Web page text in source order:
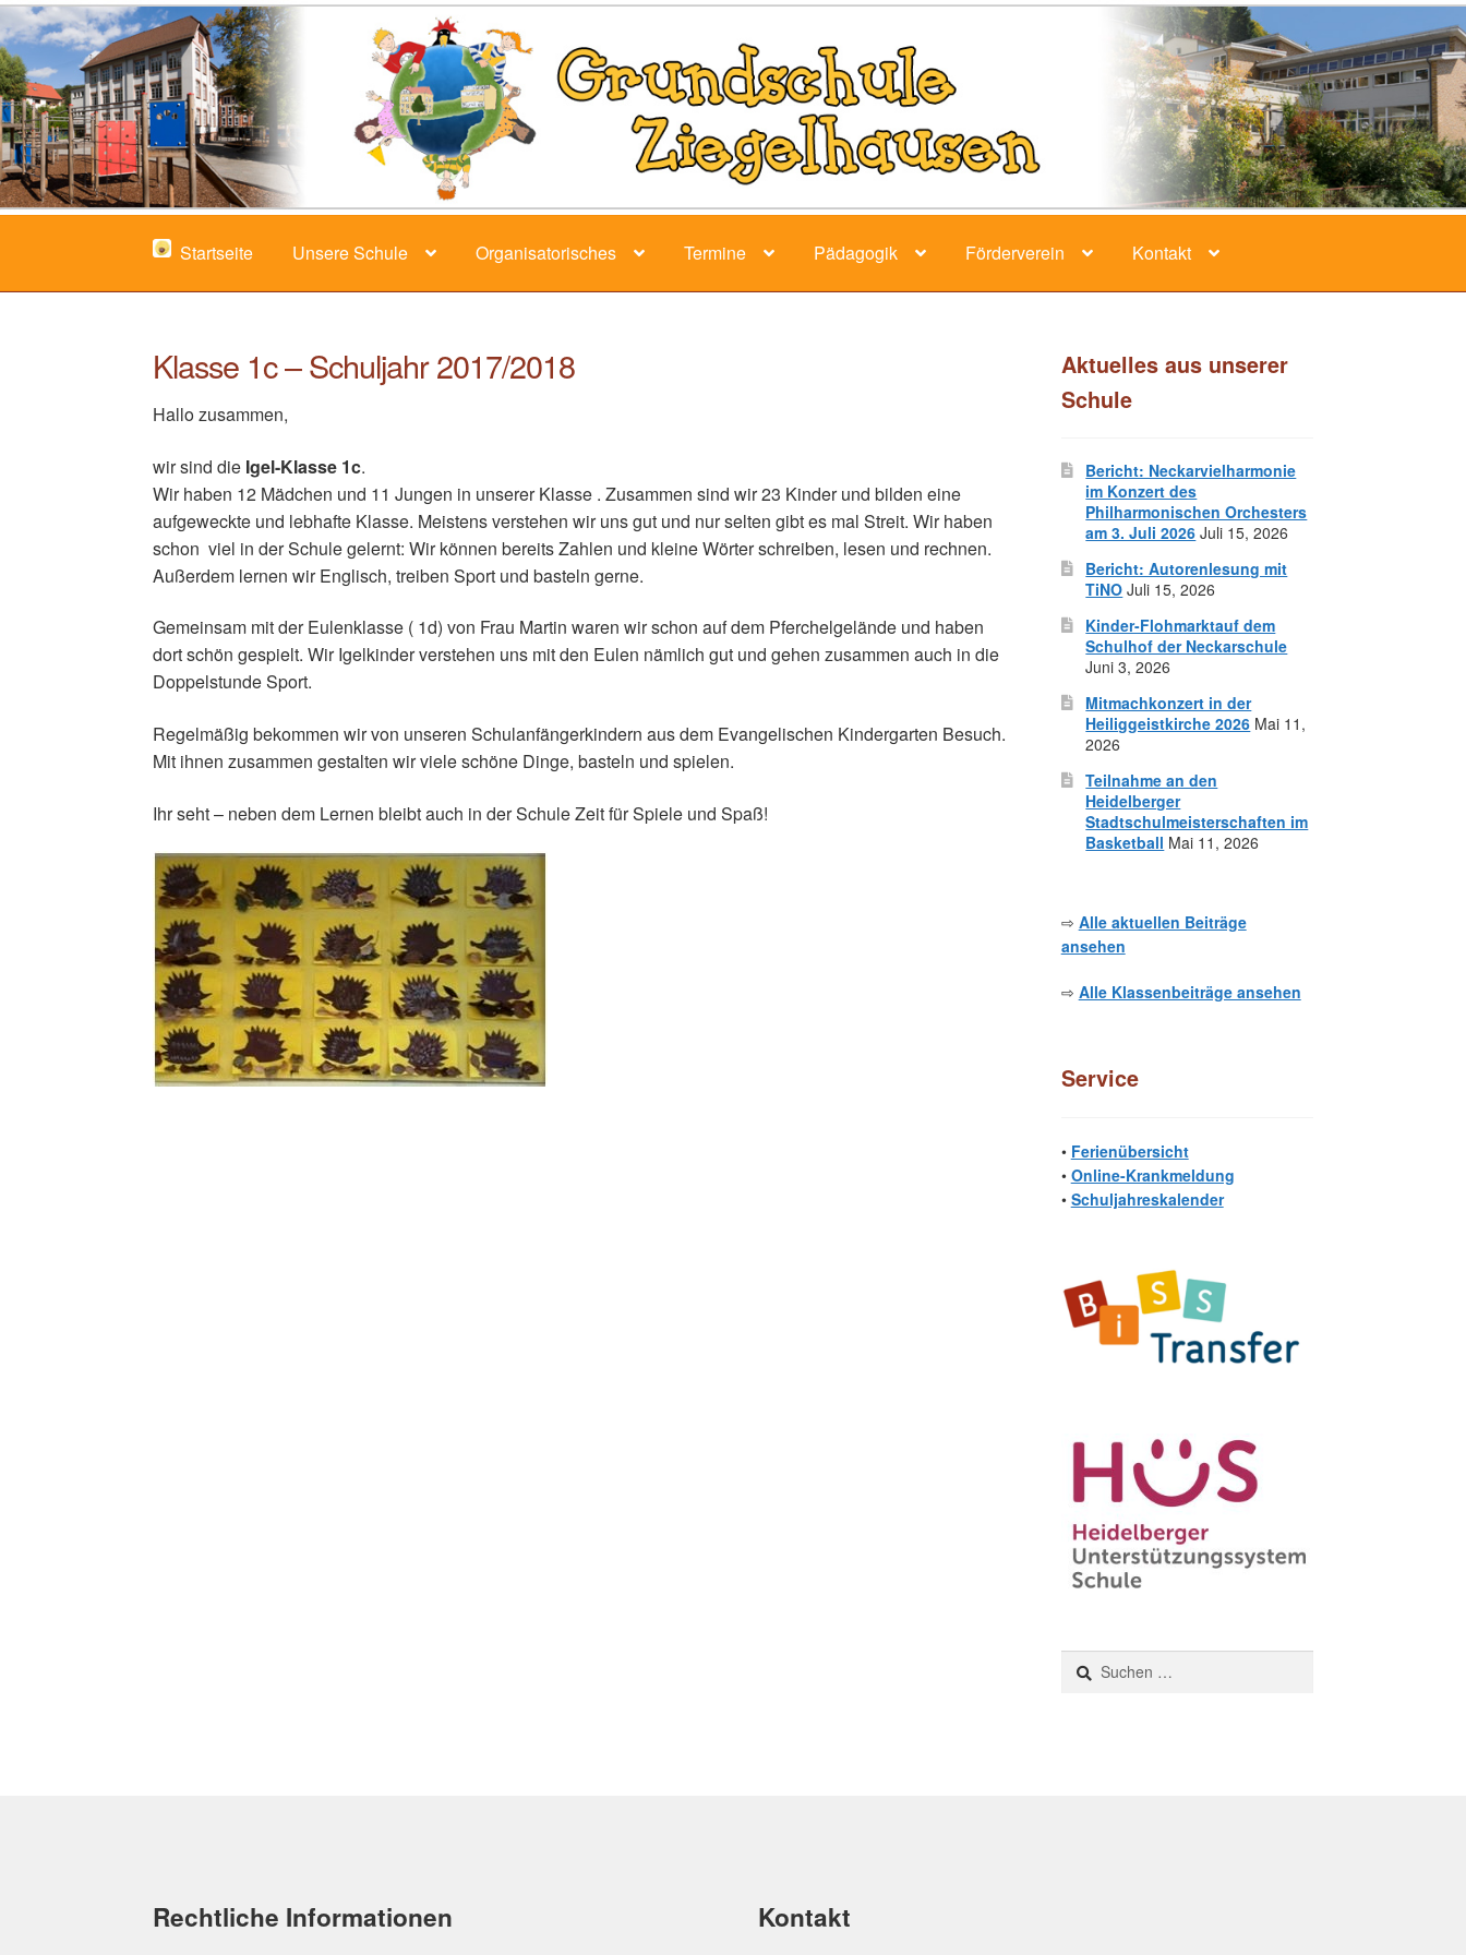
Zur
Navigation
springen
Zum
Inhalt
springen
Startseite Unsere Schule Organisatorisches Termine Pädagogik Förderverein Kontakt
Klasse 1c – Schuljahr 2017/2018
Hallo zusammen,
wir sind die Igel-Klasse 1c.
Wir haben 12 Mädchen und 11 Jungen in unserer Klasse . Zusammen sind wir 23 Kinder und bilden eine
aufgeweckte und lebhafte Klasse. Meistens verstehen wir uns gut und nur selten gibt es mal Streit. Wir haben
schon viel in der Schule gelernt: Wir können bereits Zahlen und kleine Wörter schreiben, lesen und rechnen.
Außerdem lernen wir Englisch, treiben Sport und basteln gerne.
Gemeinsam mit der Eulenklasse ( 1d) von Frau Martin waren wir schon auf dem Pferchelgelände und haben
dort schön gespielt. Wir Igelkinder verstehen uns mit den Eulen nämlich gut und gehen zusammen auch in die
Doppelstunde Sport.
Regelmäßig bekommen wir von unseren Schulanfängerkindern aus dem Evangelischen Kindergarten Besuch.
Mit ihnen zusammen gestalten wir viele schöne Dinge, basteln und spielen.
Ihr seht – neben dem Lernen bleibt auch in der Schule Zeit für Spiele und Spaß!
Aktuelles aus unserer
Schule
Bericht: Neckarvielharmonie
im Konzert des
Philharmonischen Orchesters
am 3. Juli 2026 Juli 15, 2026
Bericht: Autorenlesung mit
TiNO Juli 15, 2026
Kinder-Flohmarktauf dem
Schulhof der Neckarschule
Juni 3, 2026
Mitmachkonzert in der
Heiliggeistkirche 2026 Mai 11,
2026
Teilnahme an den
Heidelberger
Stadtschulmeisterschaften im
Basketball Mai 11, 2026
⇨ Alle aktuellen Beiträge
ansehen
⇨ Alle Klassenbeiträge ansehen
Service
• Ferienübersicht
• Online-Krankmeldung
• Schuljahreskalender
Suchen
nach:
Rechtliche Informationen Kontakt